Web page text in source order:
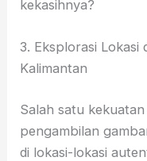
kekasihnya?
3. Eksplorasi
Kalimantan
Salah satu
pengambilan
di lokasi-lokasi